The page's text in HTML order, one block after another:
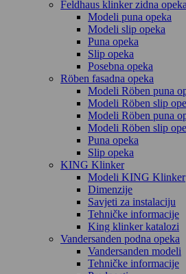
Feldhaus klinker zidna opeka
Modeli puna opeka
Modeli slip opeka
Puna opeka
Slip opeka
Posebna opeka
Röben fasadna opeka
Modeli Röben puna
Modeli Röben slip
Modeli Röben puna
Modeli Röben slip
Puna opeka
Slip opeka
KING Klinker
Modeli KING Klinker
Dimenzije
Savjeti za instalaciju
Tehničke informacije
King klinker katalozi
Vandersanden podna opeka
Vandersanden modeli
Tehničke informacije